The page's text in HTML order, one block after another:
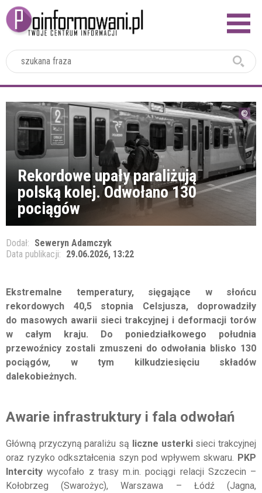
Rekordowe upały paraliżują
polską kolej. Odwołano 130
pociągów
Dodał: Seweryn Adamczyk
Data publikacji: 29.06.2026, 13:22
Ekstremalne temperatury, sięgające w słońcu
rekordowych 40,5 stopnia Celsjusza, doprowadziły
do masowych awarii sieci trakcyjnej i deformacji torów
w całym kraju. Do poniedziałkowego południa
przewoźnicy zostali zmuszeni do odwołania blisko 130
pociągów, w tym kilkudziesięciu składów
dalekobieżnych.
Awarie infrastruktury i fala odwołań
Główną przyczyną paraliżu są liczne usterkisieci trakcyjnej
oraz ryzyko odkształcenia szyn pod wpływem skwaru. PKP
Intercity wycofało z trasy m.in. pociągi relacji Szczecin –
Kołobrzeg (Swarożyc), Warszawa – Łódź (Jagna,